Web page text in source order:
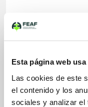
Esta página web
Las cookies de este
el contenido y los
sociales y analizar el
Aplicaciones
Aluminio
Zamak y